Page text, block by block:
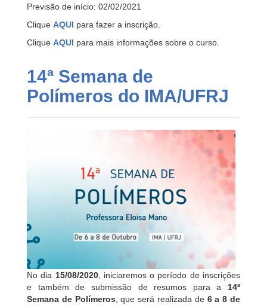
Previsão de início: 02/02/2021
Clique AQUI para fazer a inscrição.
Clique AQUI para mais informações sobre o curso.
14ª Semana de
Polímeros do IMA/UFRJ
No dia 15/08/2020, iniciaremos o período de inscrições
e também de submissão de resumos para a 14ª
Semana de Polímeros, que será realizada de 6 a 8 de